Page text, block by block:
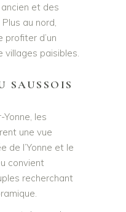
et des
au nord,
d’un
villages paisibles.
SAUSSOIS
les
une vue
de l’Yonne et le
convient
recherchant